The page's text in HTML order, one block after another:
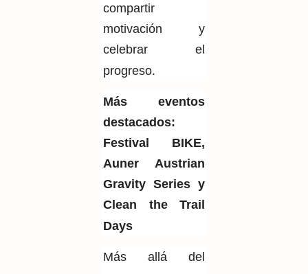
compartir
motivación y
celebrar el
progreso.
Más eventos
destacados:
Festival BIKE,
Auner Austrian
Gravity Series y
Clean the Trail
Days
Más allá del